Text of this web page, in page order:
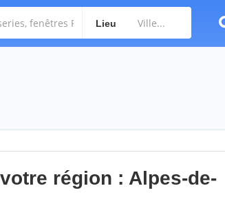
Lieu
région : Alpes-de-